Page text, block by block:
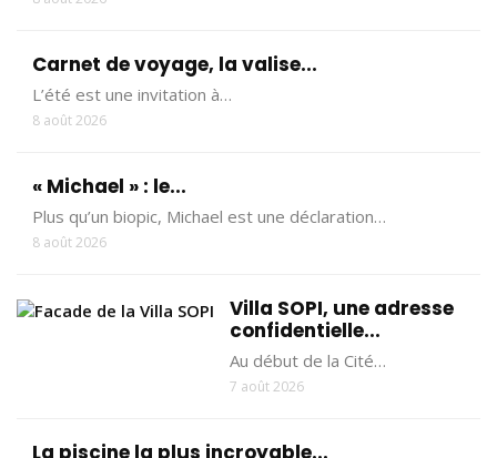
Carnet de voyage, la valise...
L’été est une invitation à…
8 août 2026
« Michael » : le...
Plus qu’un biopic, Michael est une déclaration…
8 août 2026
Villa SOPI, une adresse
confidentielle...
Au début de la Cité…
7 août 2026
La piscine la plus incroyable...